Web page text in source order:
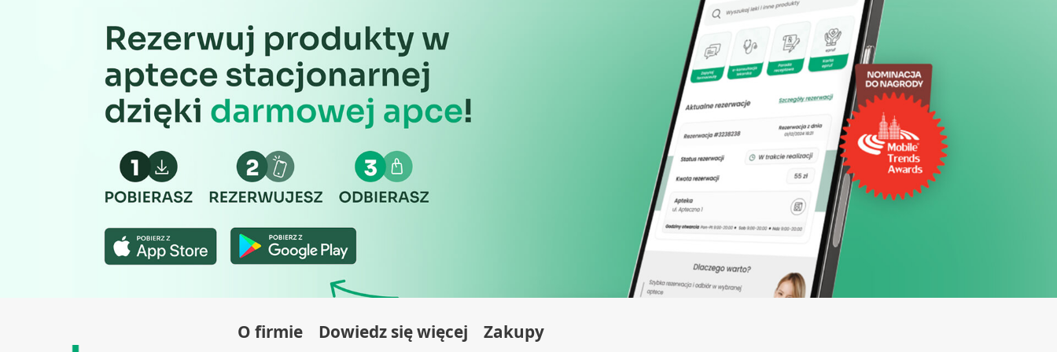
57,69 zł 197,59 zł 137,00 zł 197,59 zł
O firmie Dowiedz się więcej Zakupy
Funkcje specjalne IAB:
Użycie dokładnych danych geolokalizacyjnych
Identyfikowanie urządzeń na podstawie aktywnie żądanych informacji
Cele przetwarzania inne niż IAB:
Wydajność (Performance)